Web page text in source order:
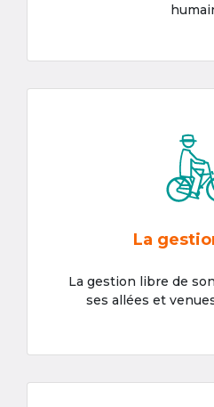
La
La gestion libre de
ses allées et